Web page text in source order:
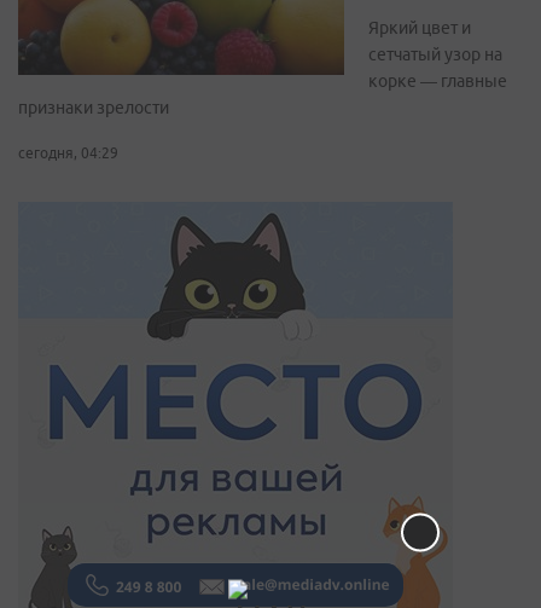
Яркий цвет и
сетчатый узор на
корке — главные
признаки зрелости
сегодня, 04:29